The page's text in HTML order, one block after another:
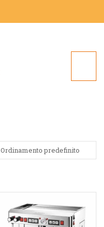
Ordinamento predefinito